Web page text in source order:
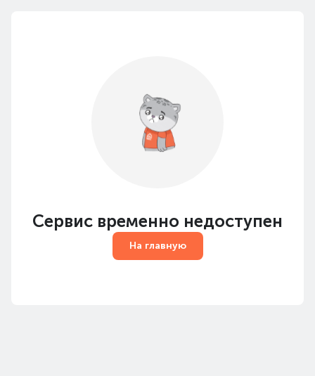
Сервис временно недоступен
На главную